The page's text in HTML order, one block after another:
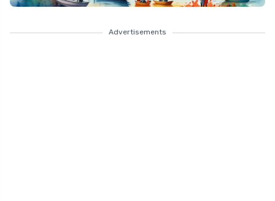
Advertisements